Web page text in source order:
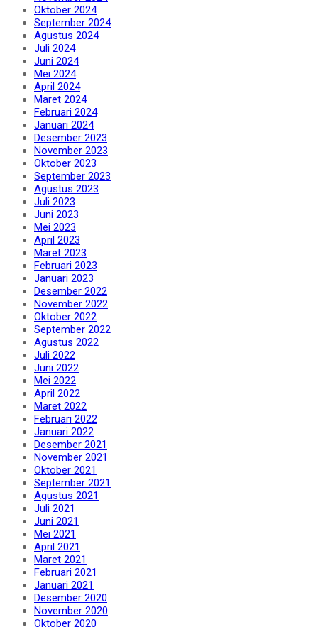
Oktober 2024
September 2024
Agustus 2024
Juli 2024
Juni 2024
Mei 2024
April 2024
Maret 2024
Februari 2024
Januari 2024
Desember 2023
November 2023
Oktober 2023
September 2023
Agustus 2023
Juli 2023
Juni 2023
Mei 2023
April 2023
Maret 2023
Februari 2023
Januari 2023
Desember 2022
November 2022
Oktober 2022
September 2022
Agustus 2022
Juli 2022
Juni 2022
Mei 2022
April 2022
Maret 2022
Februari 2022
Januari 2022
Desember 2021
November 2021
Oktober 2021
September 2021
Agustus 2021
Juli 2021
Juni 2021
Mei 2021
April 2021
Maret 2021
Februari 2021
Januari 2021
Desember 2020
November 2020
Oktober 2020